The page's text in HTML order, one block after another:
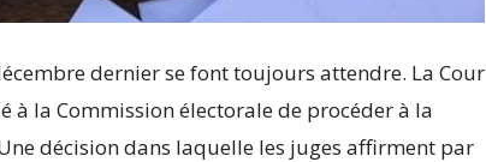
dernier se font toujours attendre. La Cour
à la Commission électorale de procéder à la
décision dans laquelle les juges affirment par